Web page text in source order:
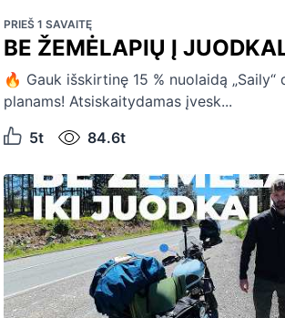
PRIEŠ 1 SAVAITĘ
BE ŽEMĖLAPIŲ Į
🔥 Gauk išskirtinę 15 % nuolaidą „Saily“
planams! Atsiskaitydamas įvesk...
5t
84.6t